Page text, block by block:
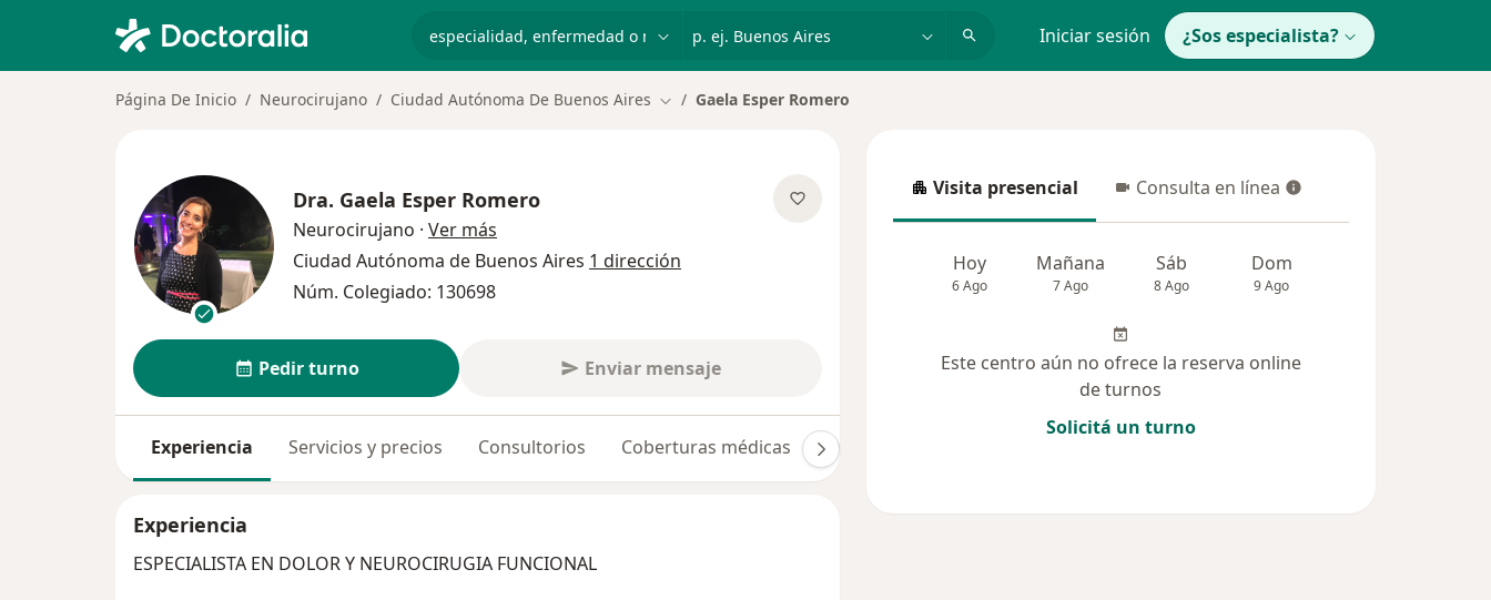
Iniciar sesión ¿Sos especialista?
Página De Inicio Neurocirujano Ciudad Autónoma De Buenos Aires Cambiar de ciudad
Gaela Esper Romero
Dra. Gaela Esper Romero
Neurocirujano · Ver más
Ciudad Autónoma de Buenos Aires 1 dirección
Núm. Colegiado: 130698
Pedir turno Enviar mensaje
Experiencia Servicios y precios Consultorios Coberturas médicas Opiniones
Experiencia
ESPECIALISTA EN DOLOR Y NEUROCIRUGIA FUNCIONAL
Visita presencial
Visita presencial Consulta en línea
Consulta en línea
Hoy
6 Ago
Mañana
7 Ago
Sáb
8 Ago
Dom
9 Ago
Este centro aún no ofrece la reserva online
de turnos
Solicitá un turno